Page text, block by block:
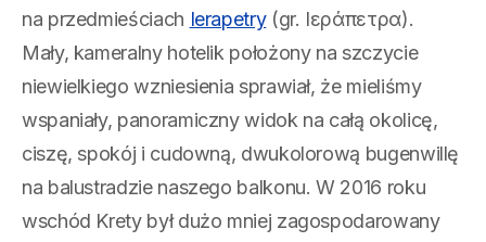
na przedmieściach Ierapetry(gr. Ιεράπετρα).
Mały, kameralny hotelik położony na szczycie
niewielkiego wzniesienia sprawiał, że mieliśmy
wspaniały, panoramiczny widok na całą okolicę,
ciszę, spokój i cudowną, dwukolorową bugenwillę
na balustradzie naszego balkonu. W 2016 roku
wschód Krety był dużo mniej zagospodarowany